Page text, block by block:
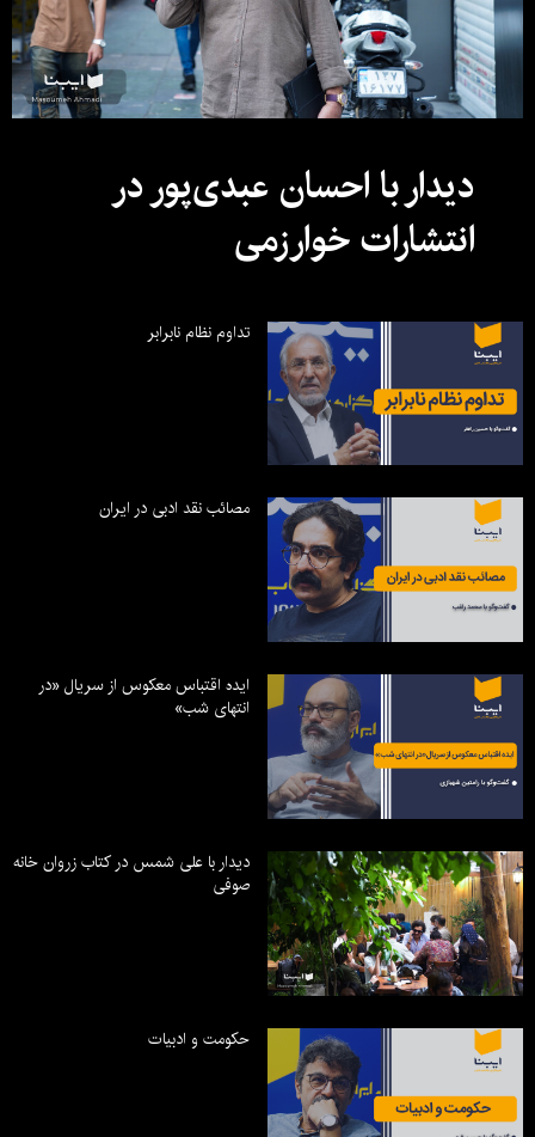
دیدار با احسان عبدی‌پور در
انتشارات خوارزمی
تداوم نظام نابرابر
مصائب نقد ادبی در ایران
ایده اقتباس معکوس از سریال «در
انتهای شب»
دیدار با علی شمس در کتاب زروان خانه
صوفی
حکومت و ادبیات